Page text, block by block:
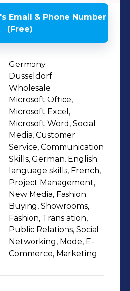
'sEmail & Phone Number
(Free)
Germany
Düsseldorf
Wholesale
Microsoft Office,
Microsoft Excel,
Microsoft Word, Social
Media, Customer
Service, Communication
Skills, German, English
language skills, French,
Project Management,
New Media, Fashion
Buying, Showrooms,
Fashion, Translation,
Public Relations, Social
Networking, Mode, E-
Commerce, Marketing